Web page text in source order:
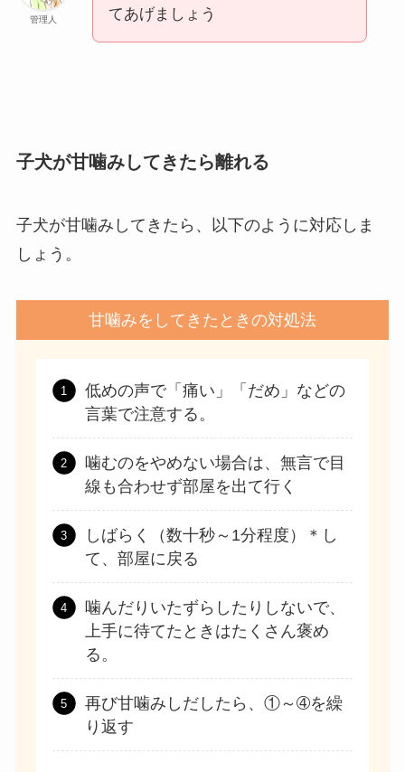
管理人
てあげましょう
子犬が甘噛みしてきたら離れる
子犬が甘噛みしてきたら、以下のように対応しま
しょう。
甘噛みをしてきたときの対処法
低めの声で「痛い」「だめ」などの
言葉で注意する。
噛むのをやめない場合は、無言で目
線も合わせず部屋を出て行く
しばらく（数十秒～1分程度）＊し
て、部屋に戻る
噛んだりいたずらしたりしないで、
上手に待てたときはたくさん褒め
る。
再び甘噛みしだしたら、①～➃を繰
り返す